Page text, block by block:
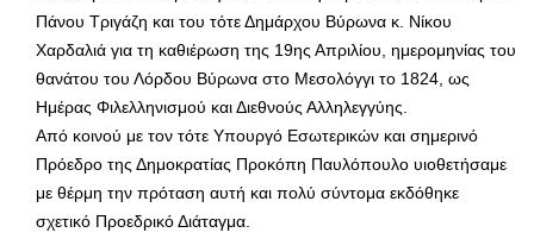
Πάνου Τριγάζη και του τότε Δημάρχου Βύρωνα κ. Νίκου
Χαρδαλιά για τη καθιέρωση της 19ης Απριλίου, ημερομηνίας του
θανάτου του Λόρδου Βύρωνα στο Μεσολόγγι το 1824, ως
Ημέρας Φιλελληνισμού και Διεθνούς Αλληλεγγύης.
Από κοινού με τον τότε Υπουργό Εσωτερικών και σημερινό
Πρόεδρο της Δημοκρατίας Προκόπη Παυλόπουλο υιοθετήσαμε
με θέρμη την πρόταση αυτή και πολύ σύντομα εκδόθηκε
σχετικό Προεδρικό Διάταγμα.